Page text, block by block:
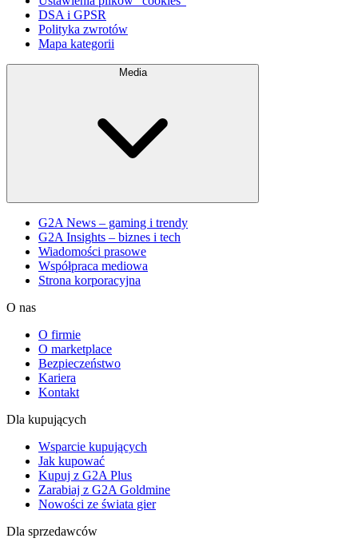
DSA i GPSR
Polityka zwrotów
Mapa kategorii
Media
G2A News – gaming i trendy
G2A Insights – biznes i tech
Wiadomości prasowe
Współpraca mediowa
Strona korporacyjna
O nas
O firmie
O marketplace
Bezpieczeństwo
Kariera
Kontakt
Dla kupujących
Wsparcie kupujących
Jak kupować
Kupuj z G2A Plus
Zarabiaj z G2A Goldmine
Nowości ze świata gier
Dla sprzedawców